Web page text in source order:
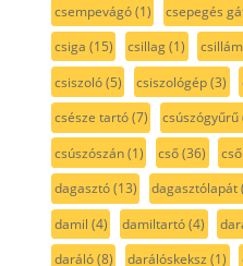
csempevágó(1) csepegés
csiga (15) csillag(1)
csiszoló(5) csiszológép(3)
csésze tartó(7) csúszógyűrű
csúszószán(1) cső(36)
dagasztó(13) dagasztólapát
damil (4) damiltartó(4)
daráló(8) darálóskeksz (1)